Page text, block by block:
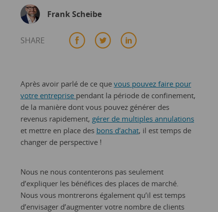
Frank Scheibe
SHARE
Après avoir parlé de ce que vous pouvez faire pour
votre entreprise pendant la période de confinement,
de la manière dont vous pouvez générer des
revenus rapidement, gérer de multiples annulations
et mettre en place des bons d’achat, il est temps de
changer de perspective !
Nous ne nous contenterons pas seulement
d’expliquer les bénéfices des places de marché.
Nous vous montrerons également qu’il est temps
d’envisager d’augmenter votre nombre de clients